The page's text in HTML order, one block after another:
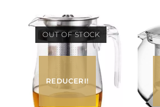
OUT OF STOCK
REDUCERI!